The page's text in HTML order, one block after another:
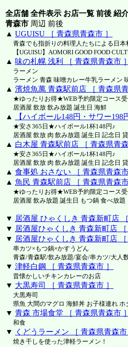
全店舗 全件表示 お店一覧 前後 紹
青森市 周辺 前後
▲ UGUISU ［ 青森県青森市 ］
青森でも指折りの料理人たちによる日本
【UGUISU】AOMORI GOOD FOOD
▲ 味の札幌 浅利 ［ 青森県青森市 ］
ラーメン
ラーメン 青森 味噌カレー牛乳ラーメン
▲ 濱焼魚萬 青森駅前店 ［ 青森県青
★ゆったりお得★WEB予約限定コース受
居酒屋 飲放 飲み放題 誕生日 海鮮
▲ 【ハイボール148円・サワー
★安さ365日★ハイボール1杯148円♪
居酒屋 飲放 肉 飲み放題 誕生日 記念日
▲ 白木屋 青森駅前店 ［ 青森県青森
★安さ365日★ハイボール1杯148円♪
居酒屋 飲放 肉 飲み放題 誕生日 記念日
▲ 食事処 おさない ［ 青森県青森市
▲ 魚民 青森駅前店 ［ 青森県青森市
★ゆったりお得★WEB予約限定コース受
居酒屋 飲み放題 誕生日 もつ鍋 食べ放題
▼ 居酒屋 ひゃくしき 青森新町店
▼ 居酒屋ひゃくしき 青森新町店 ［
▼ 居酒屋ひゃくしき 青森新町店 ［
串カツ×もつ鍋×かすうどん
青森/青森駅/飲み放題/宴会/串カツ/大人
▼ 津軽白鋼 ［ 青森県青森市 ］
昔懐かしいチキンカレーのお店
▼ 大黒寿司 ［ 青森県青森市 ］
大黒寿司
県魚 大間のマグロ 海鮮丼 お子様連れ ホ
▼ 青森 市場食堂 ［ 青森県青森市 ］
和食
▼ くどうラーメン ［ 青森県青森市
焼き干しを使った津軽ラーメン！